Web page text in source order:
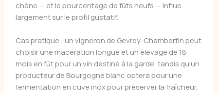
chêne — et le pourcentage de fûts neufs — influe
largement sur le profil gustatif.
Cas pratique : un vigneron de Gevrey-Chambertin peut
choisir une macération longue et un élevage de 18
mois en fût pour un vin destiné à la garde, tandis qu’un
producteur de Bourgogne blanc optera pour une
fermentation en cuve inox pour préserver la fraîcheur,